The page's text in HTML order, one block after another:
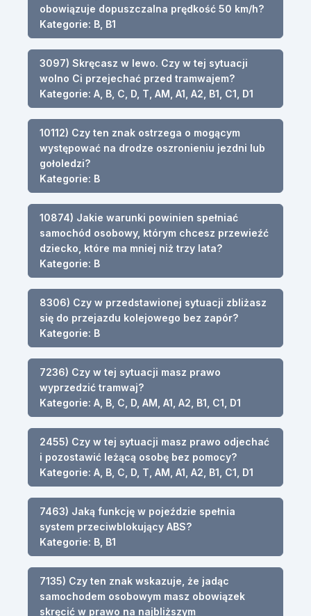
obowiązuje dopuszczalna prędkość 50 km/h?
Kategorie: B, B1
3097) Skręcasz w lewo. Czy w tej sytuacji
wolno Ci przejechać przed tramwajem?
Kategorie: A, B, C, D, T, AM, A1, A2, B1, C1, D1
10112) Czy ten znak ostrzega o mogącym
występować na drodze oszronieniu jezdni lub
gołoledzi?
Kategorie: B
10874) Jakie warunki powinien spełniać
samochód osobowy, którym chcesz przewieźć
dziecko, które ma mniej niż trzy lata?
Kategorie: B
8306) Czy w przedstawionej sytuacji zbliżasz
się do przejazdu kolejowego bez zapór?
Kategorie: B
7236) Czy w tej sytuacji masz prawo
wyprzedzić tramwaj?
Kategorie: A, B, C, D, AM, A1, A2, B1, C1, D1
2455) Czy w tej sytuacji masz prawo odjechać
i pozostawić leżącą osobę bez pomocy?
Kategorie: A, B, C, D, T, AM, A1, A2, B1, C1, D1
7463) Jaką funkcję w pojeździe spełnia
system przeciwblokujący ABS?
Kategorie: B, B1
7135) Czy ten znak wskazuje, że jadąc
samochodem osobowym masz obowiązek
skręcić w prawo na najbliższym